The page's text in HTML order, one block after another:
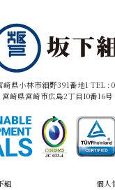
崎県小林市細野391番地1 TEL :
崎県宮崎市広島2丁目10番16
組 個人